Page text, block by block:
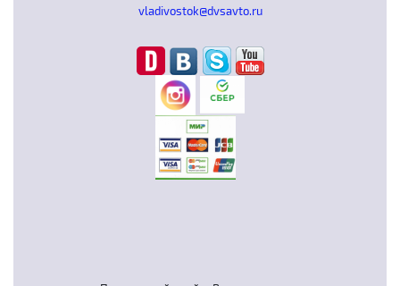
vladivostok@dvsavto.ru